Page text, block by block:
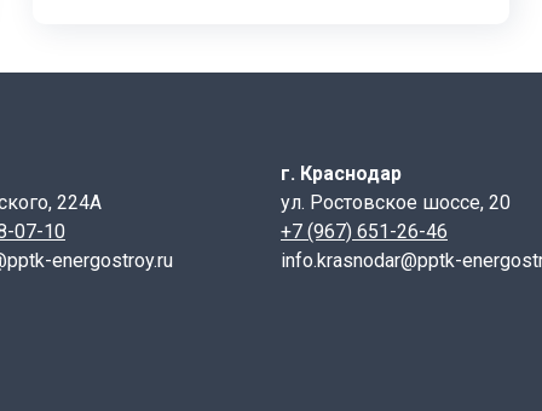
B (см)
224А
07-10
energostroy.ru
г. Краснодар
ул. Ростовское шоссе, 20
+7 (967) 651-26-46
info.krasnodar@pptk-